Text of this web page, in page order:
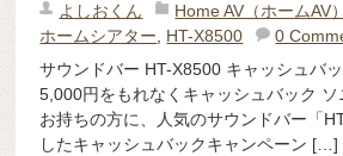
よしおくん Home AV（ホームAV）
ホームシアター, HT-X8500
0
サウンドバー HT-X8500 キャッシュバ
5,000円をもれなくキャッシュバック
お持ちの方に、人気のサウンドバー「
したキャッシュバックキャンペーン […]